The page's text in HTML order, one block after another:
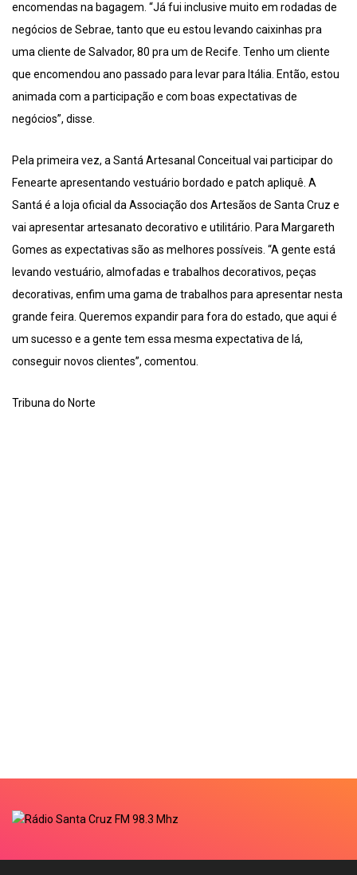
encomendas na bagagem. “Já fui inclusive muito em rodadas de
negócios de Sebrae, tanto que eu estou levando caixinhas pra
uma cliente de Salvador, 80 pra um de Recife. Tenho um cliente
que encomendou ano passado para levar para Itália. Então, estou
animada com a participação e com boas expectativas de
negócios”, disse.
Pela primeira vez, a Santá Artesanal Conceitual vai participar do
Fenearte apresentando vestuário bordado e patch apliquê. A
Santá é a loja oficial da Associação dos Artesãos de Santa Cruz e
vai apresentar artesanato decorativo e utilitário. Para Margareth
Gomes as expectativas são as melhores possíveis. “A gente está
levando vestuário, almofadas e trabalhos decorativos, peças
decorativas, enfim uma gama de trabalhos para apresentar nesta
grande feira. Queremos expandir para fora do estado, que aqui é
um sucesso e a gente tem essa mesma expectativa de lá,
conseguir novos clientes”, comentou.
Tribuna do Norte